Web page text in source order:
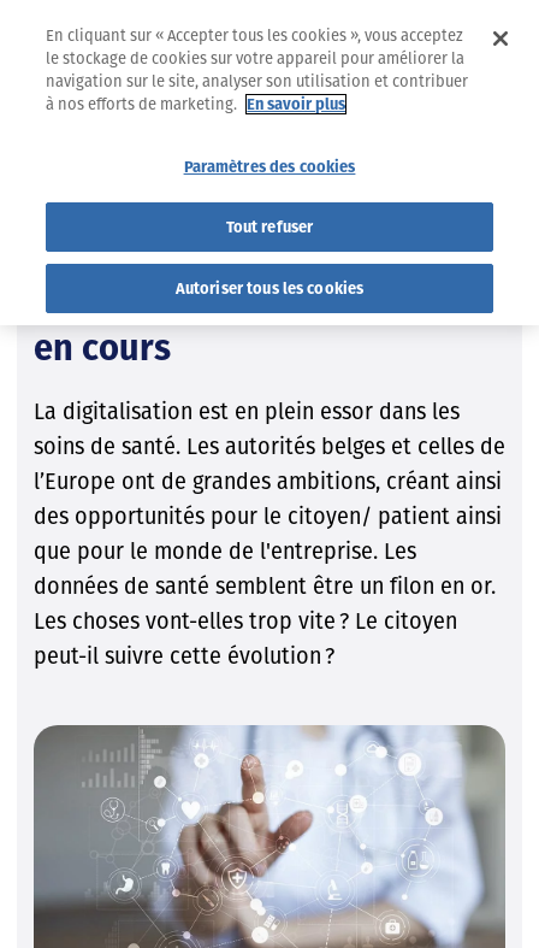
PRISES DE POSITION 23.06.2022
Digitalisation
La digitalisation dans les
soins de santé : un chantier
en cours
La digitalisation est en plein essor dans les
soins de santé. Les autorités belges et celles de
l’Europe ont de grandes ambitions, créant ainsi
des opportunités pour le citoyen/ patient ainsi
que pour le monde de l'entreprise. Les
données de santé semblent être un filon en or.
Les choses vont-elles trop vite ? Le citoyen
peut-il suivre cette évolution ?
En cliquant sur « Accepter tous les cookies », vous acceptez
le stockage de cookies sur votre appareil pour améliorer la
navigation sur le site, analyser son utilisation et contribuer
à nos efforts de marketing. En savoir plus
Paramètres des cookies
Tout refuser
Autoriser tous les cookies